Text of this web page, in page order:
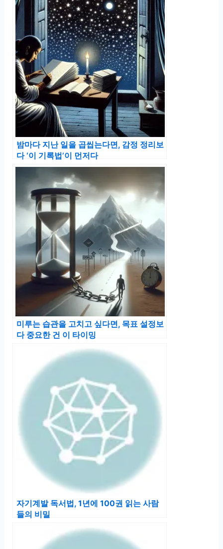
밤마다 지난 일을 곱씹는다면, 감정 정리보
다 ‘이 기록법’이 먼저다
미루는 습관을 고치고 싶다면, 목표 설정보
다 중요한 건 이 타이밍
자기계발 독서법, 1년에 100권 읽는 사람
들의 비밀